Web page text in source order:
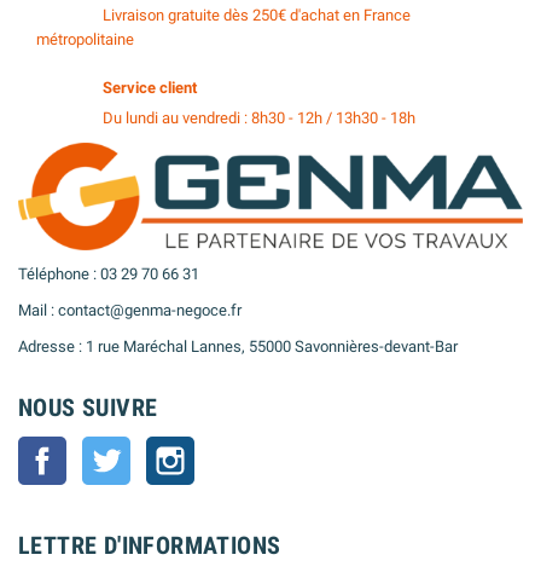
Livraison gratuite dès 250€ d'achat en France
métropolitaine
Service client
Du lundi au vendredi : 8h30 - 12h / 13h30 - 18h
Téléphone : 03 29 70 66 31
Mail : contact@genma-negoce.fr
Adresse : 1 rue Maréchal Lannes, 55000 Savonnières-devant-Bar
NOUS SUIVRE
Facebook Twitter
LETTRE D'INFORMATIONS